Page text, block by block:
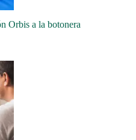
Orbis a la botonera